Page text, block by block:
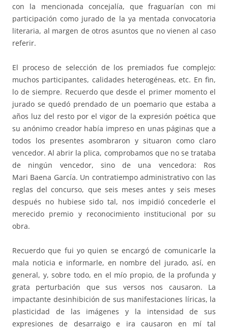
con la mencionada concejalía, que fraguarían con mi
participación como jurado de la ya mentada convocatoria
literaria, al margen de otros asuntos que no vienen al caso
referir.
El proceso de selección de los premiados fue complejo:
muchos participantes, calidades heterogéneas, etc. En fin,
lo de siempre. Recuerdo que desde el primer momento el
jurado se quedó prendado de un poemario que estaba a
años luz del resto por el vigor de la expresión poética que
su anónimo creador había impreso en unas páginas que a
todos los presentes asombraron y situaron como claro
vencedor. Al abrir la plica, comprobamos que no se trataba
de ningún vencedor, sino de una vencedora: Ros
Mari Baena García. Un contratiempo administrativo con las
reglas del concurso, que seis meses antes y seis meses
después no hubiese sido tal, nos impidió concederle el
merecido premio y reconocimiento institucional por su
obra.
Recuerdo que fui yo quien se encargó de comunicarle la
mala noticia e informarle, en nombre del jurado, así, en
general, y, sobre todo, en el mío propio, de la profunda y
grata perturbación que sus versos nos causaron. La
impactante desinhibición de sus manifestaciones líricas, la
plasticidad de las imágenes y la intensidad de sus
expresiones de desarraigo e ira causaron en mí tal